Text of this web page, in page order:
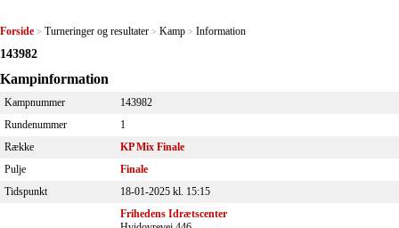
Forside > Turneringer og resultater > Kamp > Information
143982
Kampinformation
Kampnummer
143982
Rundenummer
1
Række
KP Mix Finale
Pulje
Finale
Tidspunkt
18-01-2025 kl. 15:15
Frihedens Idrætscenter